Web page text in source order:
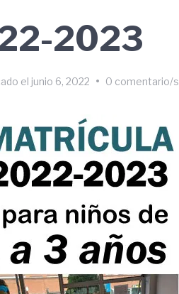
2023
el junio 6, 2022 • 0 comentario/s